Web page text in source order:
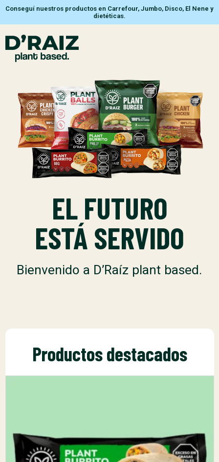
Conseguí nuestros productos en Carrefour, Jumbo, Disco, El Nene y
dietéticas.
EL FUTURO
ESTÁ SERVIDO
Bienvenido a D’Raíz plant based.
Productos destacados